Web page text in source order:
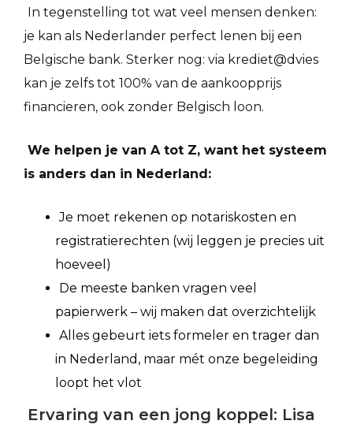
In tegenstelling tot wat veel mensen denken:
je kan als Nederlander perfect lenen bij een
Belgische bank. Sterker nog: via krediet@dvies
kan je zelfs tot 100% van de aankoopprijs
financieren, ook zonder Belgisch loon.
We helpen je van A tot Z, want het systeem
is anders dan in Nederland:
Je moet rekenen op notariskosten en
registratierechten (wij leggen je precies uit
hoeveel)
De meeste banken vragen veel
papierwerk – wij maken dat overzichtelijk
Alles gebeurt iets formeler en trager dan
in Nederland, maar mét onze begeleiding
loopt het vlot
Ervaring van een jong koppel: Lisa